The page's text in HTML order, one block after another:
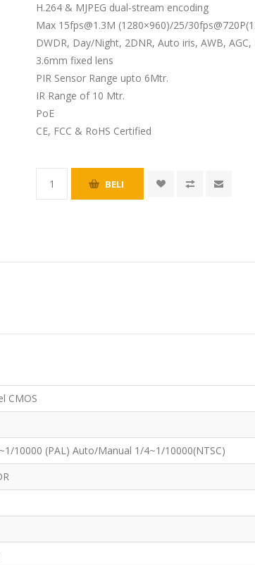
H.264 & MJPEG dual-stream encoding
Max 15fps@1.3M (1280×960)/25/
DWDR, Day/Night, 2DNR, Auto iris, AWB, AGC,
3.6mm fixed lens
PIR Sensor Range upto 6Mtr.
IR Range of 10 Mtr.
PoE
CE, FCC & RoHS Certified
CMOS
10000 (PAL) Auto/Manual 1/4~1/10000(NTSC)